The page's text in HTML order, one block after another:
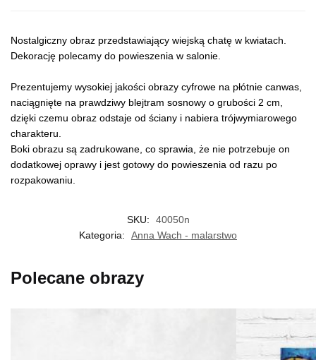
Nostalgiczny obraz przedstawiający wiejską chatę w kwiatach.
Dekorację polecamy do powieszenia w salonie.
Prezentujemy wysokiej jakości obrazy cyfrowe na płótnie canwas,
naciągnięte na prawdziwy blejtram sosnowy o grubości 2 cm,
dzięki czemu obraz odstaje od ściany i nabiera trójwymiarowego
charakteru.
Boki obrazu są zadrukowane, co sprawia, że nie potrzebuje on
dodatkowej oprawy i jest gotowy do powieszenia od razu po
rozpakowaniu.
SKU:
40050n
Kategoria:
Anna Wach - malarstwo
Polecane obrazy